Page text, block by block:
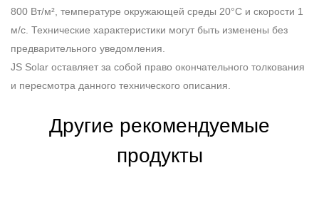
800 Вт/м², температуре окружающей среды 20°C и скорости 1
м/с. Технические характеристики могут быть изменены без
предварительного уведомления.
JS Solar оставляет за собой право окончательного толкования
и пересмотра данного технического описания.
Другие рекомендуемые
продукты